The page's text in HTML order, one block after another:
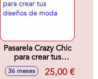
Pasarela Crazy Chic
para crear tus
diseños de moda
36 meses 25,00 €